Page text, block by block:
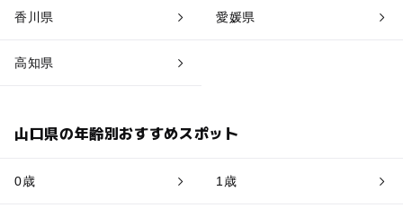
香川県 愛媛県
高知県
山口県の年齢別おすすめスポット
0歳 1歳